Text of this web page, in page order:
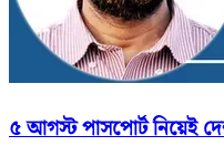
৫ আগস্ট পাসপোর্ট নিয়েই